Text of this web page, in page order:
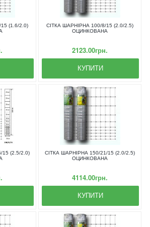
(1.6/2.0)
СІТКА ШАРНІРНА 100/8/15 (2.0/2.5)
ОЦИНКОВАНА
2123.00грн.
КУПИТИ
15 (2.5/2.0)
СІТКА ШАРНІРНА 150/21/15 (2.0/2.5)
ОЦИНКОВАНА
4114.00грн.
КУПИТИ